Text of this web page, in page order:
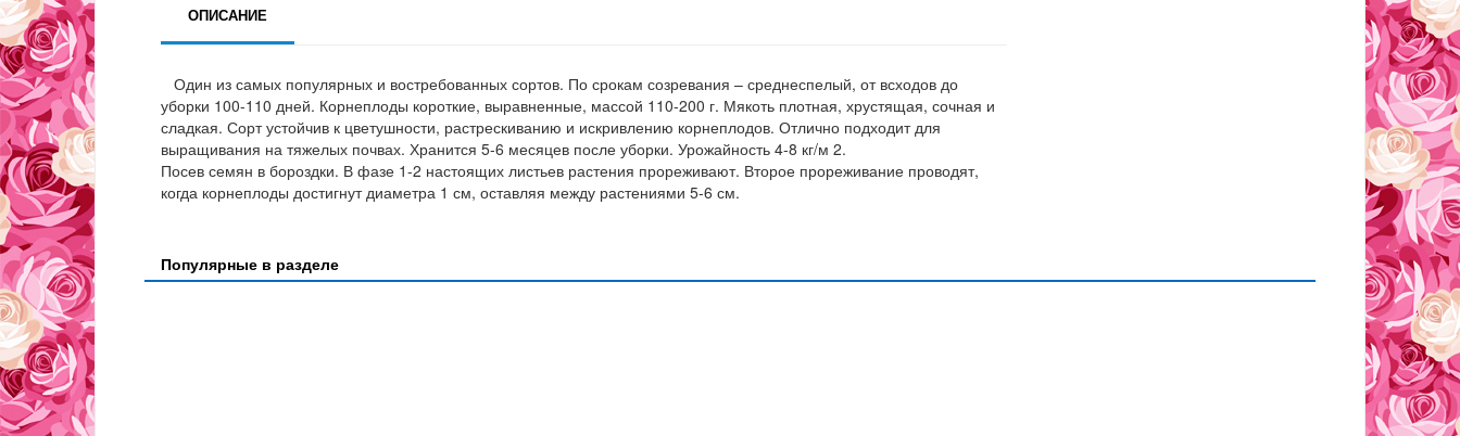
ОПИСАНИЕ
Один из самых популярных и востребованных сортов. По срокам созревания – среднеспелый, от всходов до
уборки 100-110 дней. Корнеплоды короткие, выравненные, массой 110-200 г. Мякоть плотная, хрустящая, сочная и
сладкая. Сорт устойчив к цветушности, растрескиванию и искривлению корнеплодов. Отлично подходит для
выращивания на тяжелых почвах. Хранится 5-6 месяцев после уборки. Урожайность 4-8 кг/м 2.
Посев семян в бороздки. В фазе 1-2 настоящих листьев растения прореживают. Второе прореживание проводят,
когда корнеплоды достигнут диаметра 1 см, оставляя между растениями 5-6 см.
Популярные в разделе